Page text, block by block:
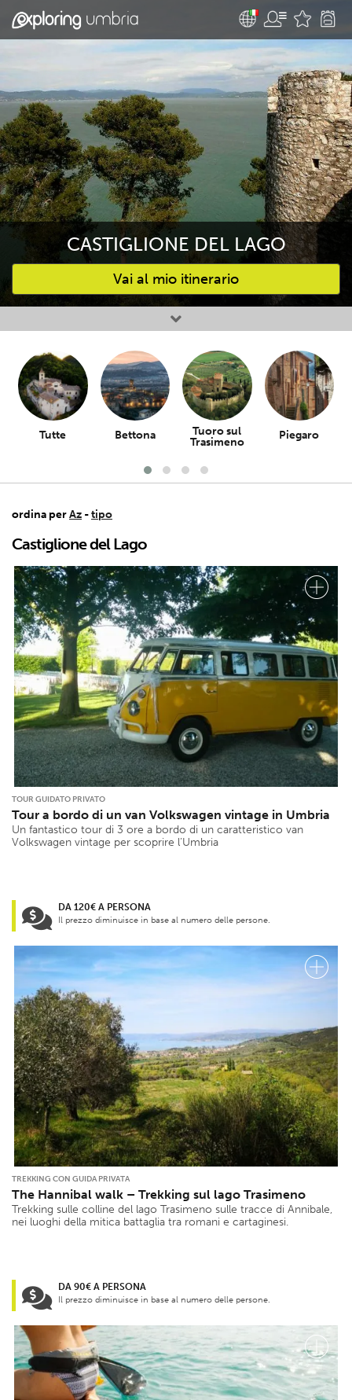
CASTIGLIONE DEL LAGO
Vai al mio itinerario
Attività preferite
Tutte Bettona
Tuoro sul
Trasimeno
Piegaro
ordina perAz -tipo
Castiglione del Lago
TOUR GUIDATO PRIVATO
Tour a bordo di un van Volkswagen vintage in Umbria
Un fantastico tour di 3 ore a bordo di un caratteristico van
Volkswagen vintage per scoprire l’Umbria
DA 120€ A PERSONA
Il prezzo diminuisce in base al numero delle persone.
TREKKING CON GUIDA PRIVATA
The Hannibal walk – Trekking sul lago Trasimeno
Trekking sulle colline del lago Trasimeno sulle tracce di Annibale,
nei luoghi della mitica battaglia tra romani e cartaginesi.
DA 90€ A PERSONA
Il prezzo diminuisce in base al numero delle persone.